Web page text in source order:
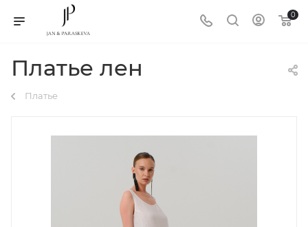
0
Платье лен
Платье